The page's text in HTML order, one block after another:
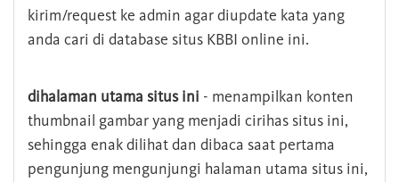
kirim/request ke admin agar diupdate kata yang
anda cari di database situs KBBI online ini.
dihalaman utama situs ini - menampilkan konten
thumbnail gambar yang menjadi cirihas situs ini,
sehingga enak dilihat dan dibaca saat pertama
pengunjung mengunjungi halaman utama situs ini,